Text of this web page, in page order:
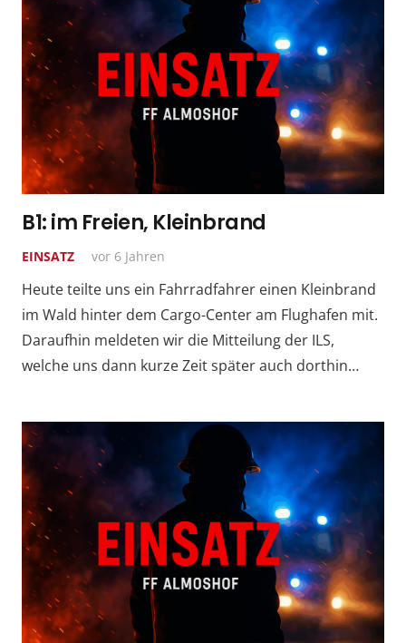
B1: im Freien, Kleinbrand
EINSATZ vor 6 Jahren
Heute teilte uns ein Fahrradfahrer einen Kleinbrand
im Wald hinter dem Cargo-Center am Flughafen mit.
Daraufhin meldeten wir die Mitteilung der ILS,
welche uns dann kurze Zeit später auch dorthin…